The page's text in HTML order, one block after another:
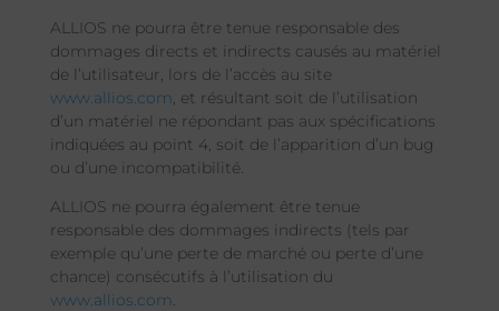
ALLIOS ne pourra être tenue responsable des
dommages directs et indirects causés au matériel
de l’utilisateur, lors de l’accès au site
www.allios.com, et résultant soit de l’utilisation
d’un matériel ne répondant pas aux spécifications
indiquées au point 4, soit de l’apparition d’un bug
ou d’une incompatibilité.
ALLIOS ne pourra également être tenue
responsable des dommages indirects (tels par
exemple qu’une perte de marché ou perte d’une
chance) consécutifs à l’utilisation du
www.allios.com.